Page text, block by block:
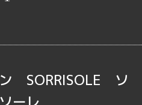
SORRISOLE ソ